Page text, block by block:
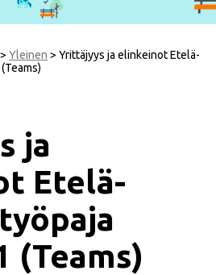
> Yleinen > Yrittäjyys ja elinkeinot Etelä-
ja
Etelä-
(Teams)